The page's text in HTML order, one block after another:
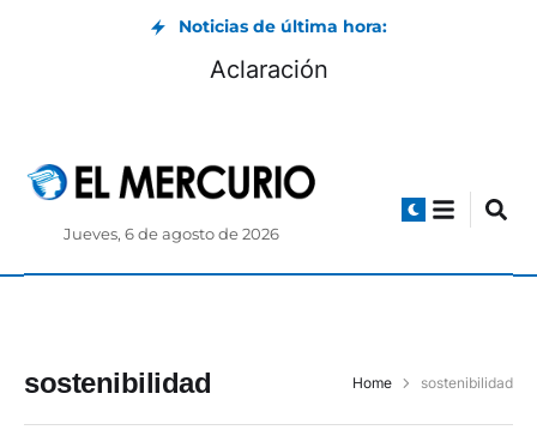
Noticias de última hora:
Aclaración
Jueves, 6 de agosto de 2026
sostenibilidad Home sostenibilidad